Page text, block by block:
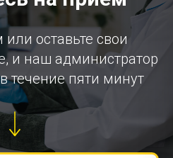
оставьте свои
и наш администратор
течение пяти минут